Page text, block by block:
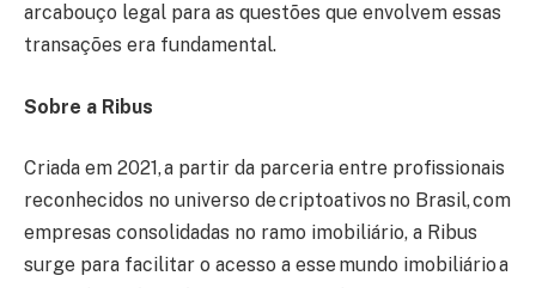
arcabouço legal para as questões que envolvem essas
transações era fundamental.
Sobre a Ribus
Criada em 2021, a partir da parceria entre profissionais
reconhecidos no universo de criptoativos no Brasil, com
empresas consolidadas no ramo imobiliário, a Ribus
surge para facilitar o acesso a esse mundo imobiliário a